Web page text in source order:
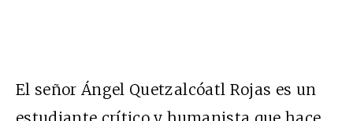
El señor Ángel Quetzalcóatl Rojas es un